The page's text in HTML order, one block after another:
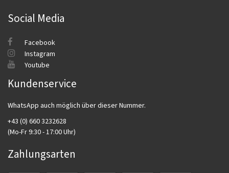
Social Media
Facebook
Instagram
Youtube
Kundenservice
WhatsApp auch möglich über dieser Nummer.
+43 (0) 660 3232628
(Mo-Fr 9:30 - 17:00 Uhr)
Zahlungsarten